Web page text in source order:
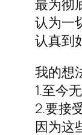
最为彻
认为一
认真到
我的想
1.至今
2.要接
因为这